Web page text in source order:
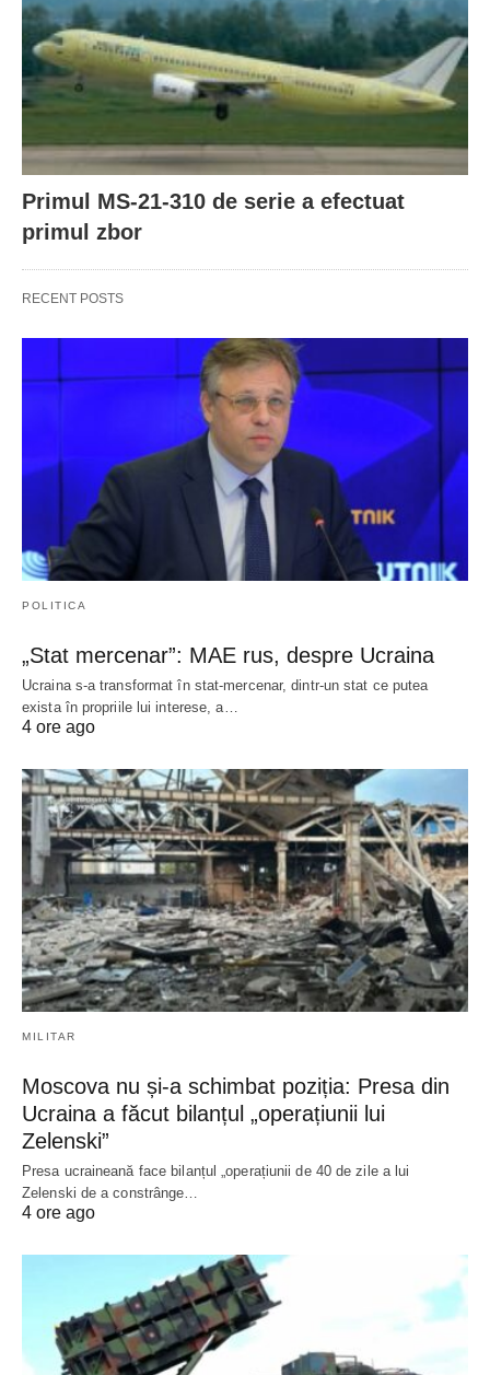
Primul MS-21-310 de serie a efectuat
primul zbor
RECENT POSTS
POLITICA
„Stat mercenar”: MAE rus, despre Ucraina
Ucraina s-a transformat în stat-mercenar, dintr-un stat ce putea
exista în propriile lui interese, a…
4 ore ago
MILITAR
Moscova nu și-a schimbat poziția: Presa din
Ucraina a făcut bilanțul „operațiunii lui
Zelenski”
Presa ucraineană face bilanțul „operațiunii de 40 de zile a lui
Zelenski de a constrânge…
4 ore ago